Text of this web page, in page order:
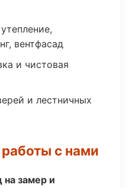
вентфасад
и чистовая
и лестничных
с нами
на замер и